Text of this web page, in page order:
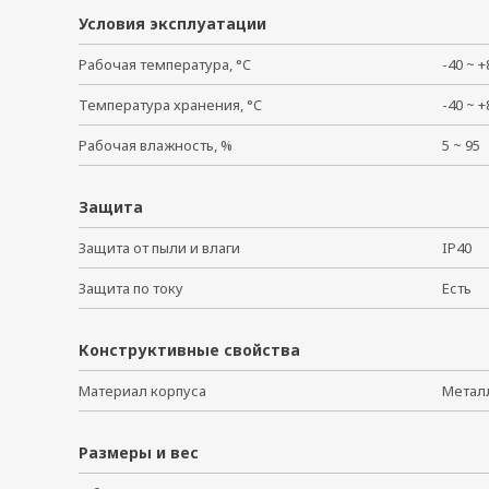
Условия эксплуатации
Рабочая температура, °C -40 ~
Температура хранения, °C -40 ~
Рабочая влажность, % 5 ~ 95
Защита
Защита от пыли и влаги IP40
Защита по току Есть
Конструктивные свойства
Материал корпуса
Размеры и вес